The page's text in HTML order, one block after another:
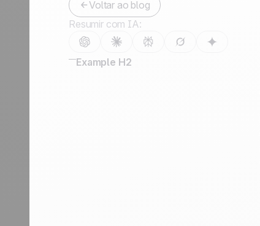
Fale conosco
Tornar-se parceiro
Voltar ao blog
Resumir com IA:
Example H2